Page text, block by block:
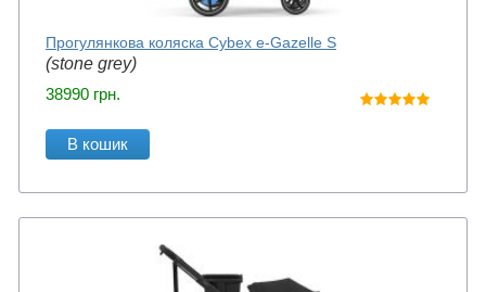
Прогулянкова коляска Cybex e-Gazelle S
(stone grey)
38990 грн.
В кошик